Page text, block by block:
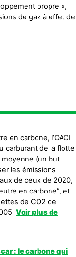
propre »,
de gaz à effet de
en carbone, l’OACI
carburant de la flotte
moyenne (un but
les émissions
de ceux de 2020,
en carbone”, et
de CO2 de
Voir plus de
: le carbone qui